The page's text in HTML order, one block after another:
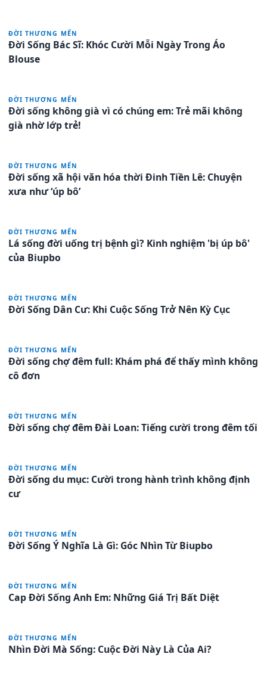
ĐỜI THƯƠNG MẾN
Đời Sống Bác Sĩ: Khóc Cười Mỗi Ngày Trong Áo
Blouse
ĐỜI THƯƠNG MẾN
Đời sống không già vì có chúng em: Trẻ mãi không
già nhờ lớp trẻ!
ĐỜI THƯƠNG MẾN
Đời sống xã hội văn hóa thời Đinh Tiền Lê: Chuyện
xưa như ‘úp bô’
ĐỜI THƯƠNG MẾN
Lá sống đời uống trị bệnh gì? Kinh nghiệm 'bị úp bô'
của Biupbo
ĐỜI THƯƠNG MẾN
Đời Sống Dân Cư: Khi Cuộc Sống Trở Nên Kỳ Cục
ĐỜI THƯƠNG MẾN
Đời sống chợ đêm full: Khám phá để thấy mình không
cô đơn
ĐỜI THƯƠNG MẾN
Đời sống chợ đêm Đài Loan: Tiếng cười trong đêm tối
ĐỜI THƯƠNG MẾN
Đời sống du mục: Cười trong hành trình không định
cư
ĐỜI THƯƠNG MẾN
Đời Sống Ý Nghĩa Là Gì: Góc Nhìn Từ Biupbo
ĐỜI THƯƠNG MẾN
Cap Đời Sống Anh Em: Những Giá Trị Bất Diệt
ĐỜI THƯƠNG MẾN
Nhìn Đời Mà Sống: Cuộc Đời Này Là Của Ai?